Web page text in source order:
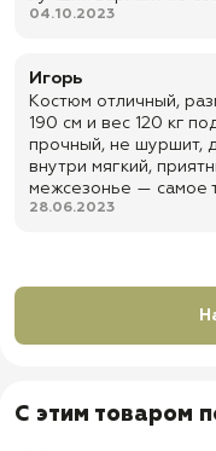
✅ Ширинка на 3-х
✅ Пояс на пуговице
✅ Непромокаемые
задней части штанов
✅ По низу брюк манжеты
✅ Стопы для заправки в
✅ Доставка по всей
04.10.2023
Игорь
Костюм отличный,
190 см и вес 120 кг
прочный, не шуршит,
внутри мягкий,
межсезонье — самое
28.06.2023
С этим товаром